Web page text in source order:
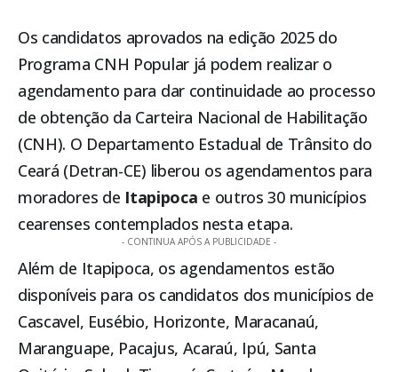
Os candidatos aprovados na edição 2025 do
Programa CNH Popular já podem realizar o
agendamento para dar continuidade ao processo
de obtenção da Carteira Nacional de Habilitação
(CNH). O Departamento Estadual de Trânsito do
Ceará (Detran-CE) liberou os agendamentos para
moradores de Itapipoca e outros 30 municípios
cearenses contemplados nesta etapa.
- CONTINUA APÓS A PUBLICIDADE -
Além de Itapipoca, os agendamentos estão
disponíveis para os candidatos dos municípios de
Cascavel, Eusébio, Horizonte, Maracanaú,
Maranguape, Pacajus, Acaraú, Ipú, Santa